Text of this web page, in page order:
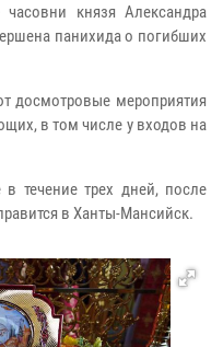
князя Александра
панихида о погибших
досмотровые мероприятия
в том числе у входов на
течение трех дней, после
в Ханты-Мансийск.